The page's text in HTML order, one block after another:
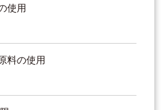
使用
料の使用